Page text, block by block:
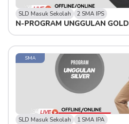
SLD Masuk Sekolah 2 SMA IPS
N-PROGRAM UNGGULAN GOLD
SMA
SLD Masuk Sekolah 1 SMA IPA